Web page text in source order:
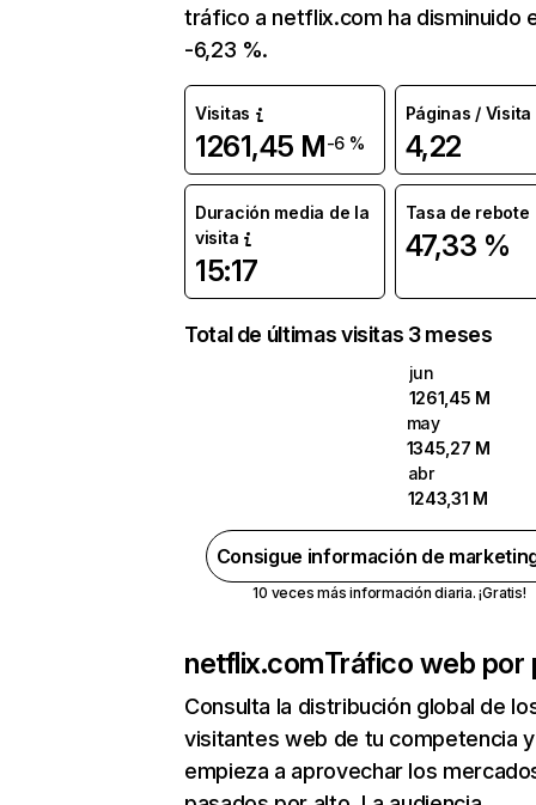
tráfico a netflix.com ha disminuido
-6,23 %.
Visitas
1261,45 M-6 %
Páginas / Visita
4,22
Duración media de la
visita
15:17
Tasa de rebote
47,33 %
Total de últimas visitas 3 meses
jun
1261,45 M
may
1345,27 M
abr
1243,31 M
Consigue información de
10 veces más información diaria. ¡Gratis!
netflix.comTráfico web por
Consulta la distribución global de
visitantes web de tu competencia y
empieza a aprovechar los